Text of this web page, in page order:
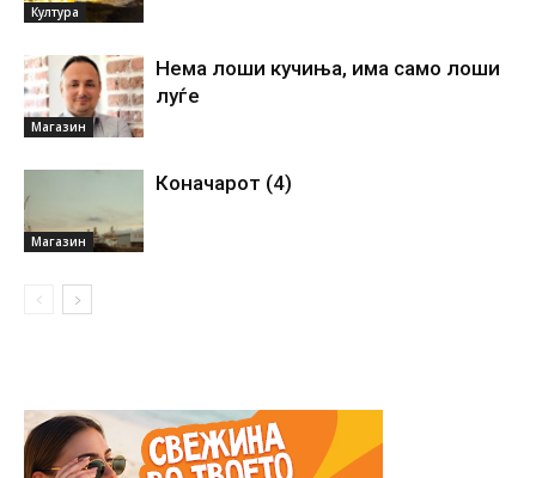
Култура
Магазин
Нема лоши кучиња, има само лоши
луѓе
Магазин
Коначарот (4)